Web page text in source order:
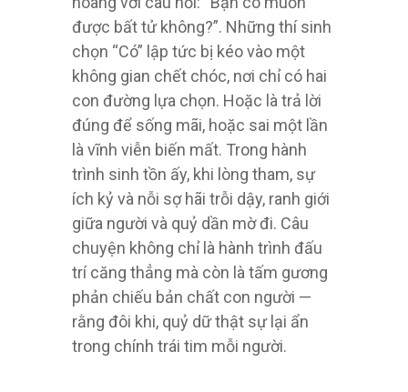
không gian chết chóc, nơi chỉ có hai
con đường lựa chọn. Hoặc là trả lời
đúng để sống mãi, hoặc sai một lần
là vĩnh viễn biến mất. Trong hành
trình sinh tồn ấy, khi lòng tham, sự
ích kỷ và nỗi sợ hãi trỗi dậy, ranh giới
giữa người và quỷ dần mờ đi. Câu
chuyện không chỉ là hành trình đấu
trí căng thẳng mà còn là tấm gương
phản chiếu bản chất con người —
rằng đôi khi, quỷ dữ thật sự lại ẩn
trong chính trái tim mỗi người.
Link đọc truyện:Kỳ thi chết chóc –
Hắc Sắc Hỏa Chủng